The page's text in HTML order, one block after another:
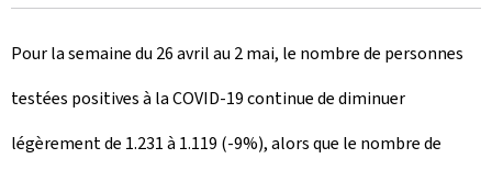
r
é
e
l
Pour la semaine du 26 avril au 2 mai, le nombre de personnes
testées positives à la COVID-19 continue de diminuer
légèrement de 1.231 à 1.119 (-9%), alors que le nombre de